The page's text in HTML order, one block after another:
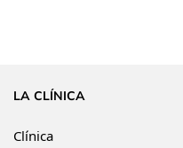
LA CLÍNICA
Clínica